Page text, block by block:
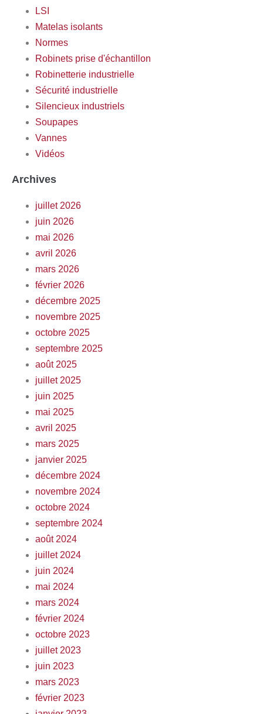
LSI
Matelas isolants
Normes
Robinets prise d'échantillon
Robinetterie industrielle
Sécurité industrielle
Silencieux industriels
Soupapes
Vannes
Vidéos
Archives
juillet 2026
juin 2026
mai 2026
avril 2026
mars 2026
février 2026
décembre 2025
novembre 2025
octobre 2025
septembre 2025
août 2025
juillet 2025
juin 2025
mai 2025
avril 2025
mars 2025
janvier 2025
décembre 2024
novembre 2024
octobre 2024
septembre 2024
août 2024
juillet 2024
juin 2024
mai 2024
mars 2024
février 2024
octobre 2023
juillet 2023
juin 2023
mars 2023
février 2023